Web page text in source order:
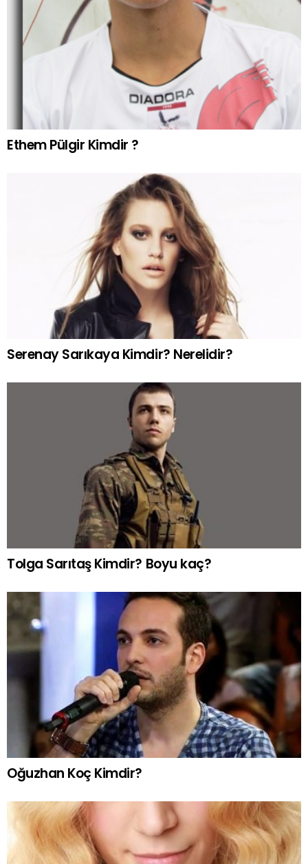
Ethem Pülgir Kimdir ?
Serenay Sarıkaya Kimdir? Nerelidir?
Tolga Sarıtaş Kimdir? Boyu kaç?
Oğuzhan Koç Kimdir?